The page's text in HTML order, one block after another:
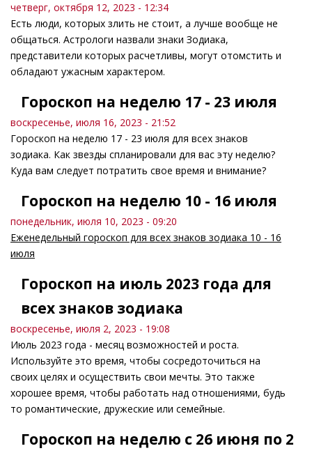
четверг, октября 12, 2023 - 12:34
Есть люди, которых злить не стоит, а лучше вообще не
общаться. Астрологи назвали знаки Зодиака,
представители которых расчетливы, могут отомстить и
обладают ужасным характером.
Гороскоп на неделю 17 - 23 июля
воскресенье, июля 16, 2023 - 21:52
Гороскоп на неделю 17 - 23 июля для всех знаков
зодиака. Как звезды спланировали для вас эту неделю?
Куда вам следует потратить свое время и внимание?
Гороскоп на неделю 10 - 16 июля
понедельник, июля 10, 2023 - 09:20
Еженедельный гороскоп для всех знаков зодиака 10 - 16
июля
Гороскоп на июль 2023 года для
всех знаков зодиака
воскресенье, июля 2, 2023 - 19:08
Июль 2023 года - месяц возможностей и роста.
Используйте это время, чтобы сосредоточиться на
своих целях и осуществить свои мечты. Это также
хорошее время, чтобы работать над отношениями, будь
то романтические, дружеские или семейные.
Гороскоп на неделю с 26 июня по 2